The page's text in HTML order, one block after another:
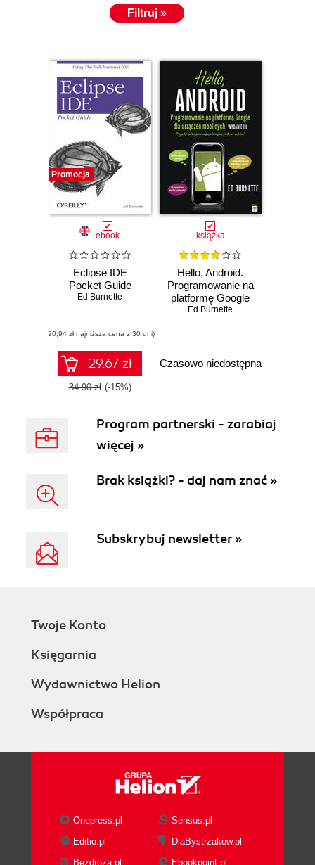
Filtruj »
Promocja
ebook
Eclipse IDE
Pocket Guide
Ed Burnette
(20,94 zł najniższa cena z 30 dni)
29.67 zł
34.90 zł (-15%)
książka
Hello, Android.
Programowanie na
platformę Google
dla urządzeń
Ed Burnette
Czasowo niedostępna
Program partnerski - zarabiaj
więcej »
Brak książki? - daj nam znać »
Subskrybuj newsletter »
Twoje Konto
Księgarnia
Wydawnictwo Helion
Współpraca
Onepress.pl
Sensus.pl
Editio.pl
DlaBystrzakow.pl
Bezdroza.pl
Ebookpoint.pl